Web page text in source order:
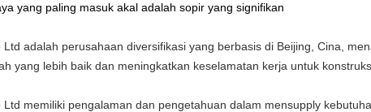
yang paling masuk akal adalah sopir yang signifikan
Ltd adalah perusahaan diversifikasi yang berbasis di Beijing, Cina,
yang lebih baik dan meningkatkan keselamatan kerja untuk
Ltd memiliki pengalaman dan pengetahuan dalam mensupply